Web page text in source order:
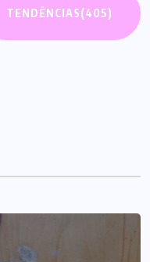
TENDÊNCIAS(405)